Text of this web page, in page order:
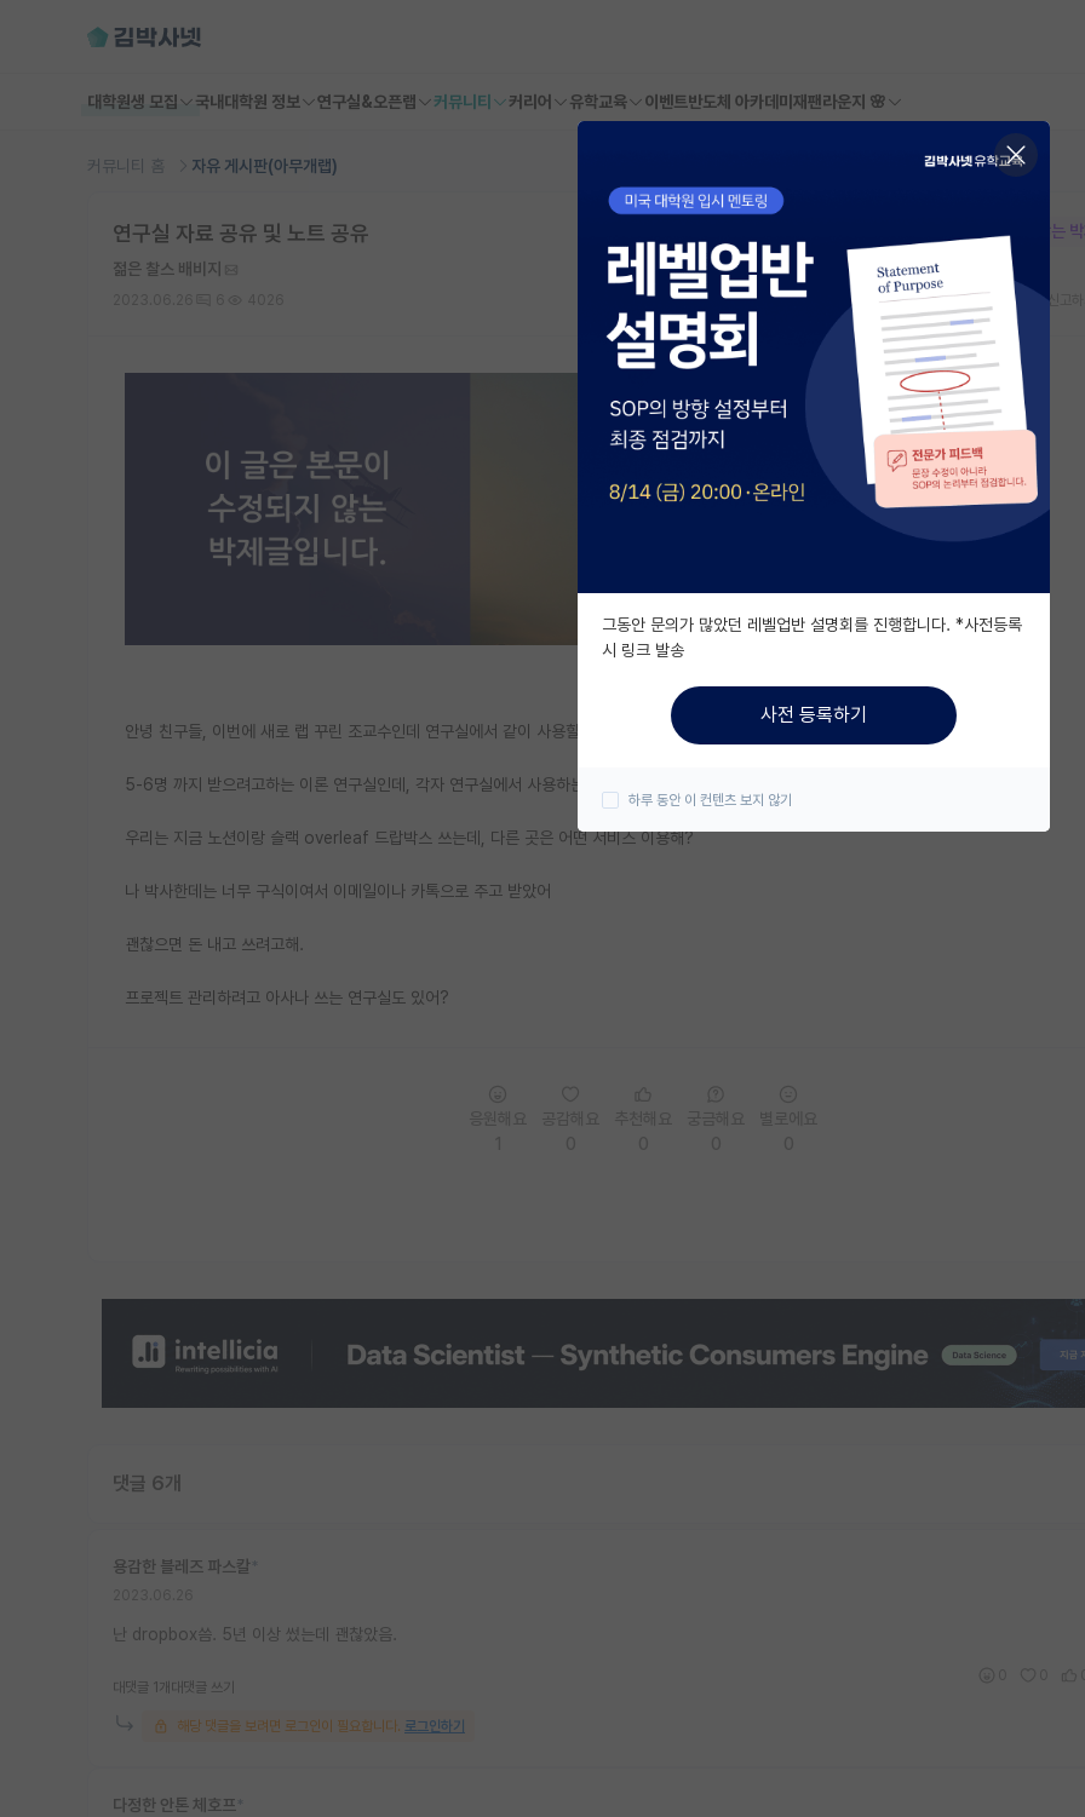
대학원생 모집 국내대학원 정보 연구실&오픈랩 커뮤니티 커리어 유학교육 이벤트반도체 아카데미 재팬라운지 🌸
커뮤니티 홈 자유 게시판(아무개랩)
본문이 수정되지 않는
연구실 자료 공유 및 노트 공유
젊은 찰스 배비지
스크랩 신고하
안녕 친구들, 이번에 새로 랩 꾸린 조교수인데 연구실에서 같이 사용할 유용한 프로그램 추천 받고 싶어서 글 올렸어.
5-6명 까지 받으려고하는 이론 연구실인데, 각자 연구실에서 사용하는 자료나 노트 공유 할 프로그램이나 서비스 있으면 알려줄수 있어?
우리는 지금 노션이랑 슬랙 overleaf 드랍박스 쓰는데, 다른 곳은 어떤 서비스 이용해?
나 박사한데는 너무 구식이여서 이메일이나 카톡으로 주고 받았어
괜찮으면 돈 내고 쓰려고해.
프로젝트 관리하려고 아사나 쓰는 연구실도 있어?
댓글 6개
용감한 블레즈 파스칼
난 dropbox씀. 5년 이상 썼는데 괜찮았음.
대댓글 1개 대댓글 쓰기
해당 댓글을 보려면 로그인이 필요합니다. 로그인하기
다정한 안톤 체호프
그동안 문의가 많았던 레벨업반 설명회를 진행합니다. *사전등록
시 링크 발송
사전 등록하기
하루 동안 이 컨텐츠 보지 않기